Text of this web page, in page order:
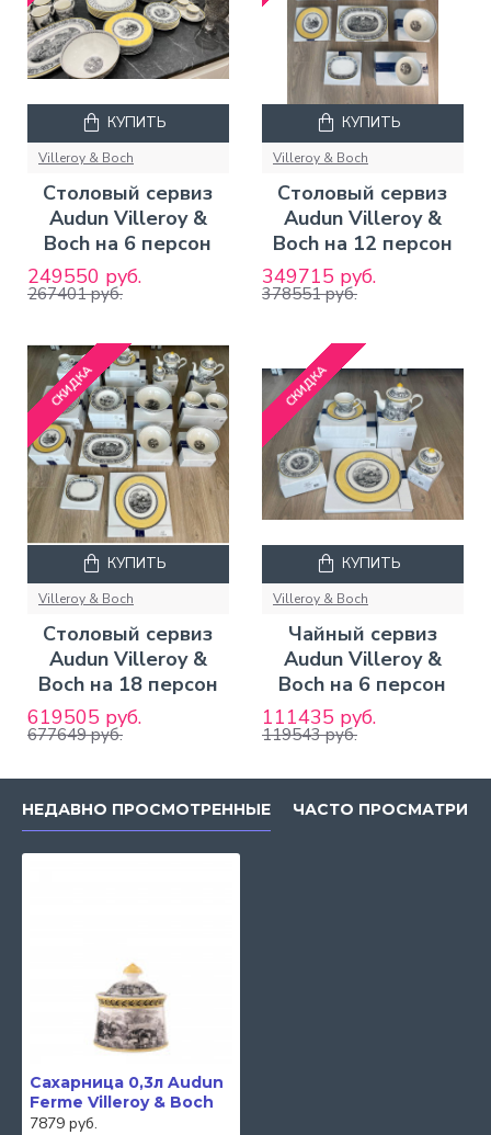
Villeroy & Boch
Столовый сервиз
Audun Villeroy &
Boch на 6 персон
249550 руб.
267401 руб.
КУПИТЬ
Villeroy & Boch
Столовый сервиз
Audun Villeroy &
Boch на 12 персон
349715 руб.
378551 руб.
КУПИТЬ
СКИДКА
Villeroy & Boch
Столовый сервиз
Audun Villeroy &
Boch на 18 персон
619505 руб.
677649 руб.
КУПИТЬ
СКИДКА
Villeroy & Boch
Чайный сервиз
Audun Villeroy &
Boch на 6 персон
111435 руб.
119543 руб.
КУПИТЬ
НЕДАВНО ПРОСМОТРЕННЫЕ ЧАСТО
Сахарница 0,3л Audun
Ferme Villeroy & Boch
7879 руб.